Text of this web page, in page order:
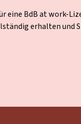
eine BdB at work-
erhalten und